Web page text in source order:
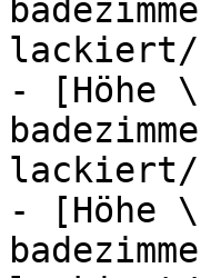
lackiert/
- [Höhe
lackiert/
- [Höhe